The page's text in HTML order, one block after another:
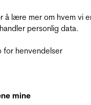
å lære mer om hvem vi
personlig data.
for henvendelser
mine